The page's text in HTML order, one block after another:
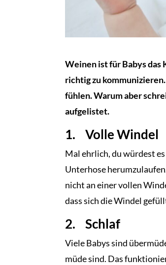
Weinen ist für Babys das
richtig zu
fühlen. Warum aber
aufgelistet.
1. Volle Windel
Mal ehrlich, du würdest
Unterhose
nicht an einer vollen
dass sich die Windel
2. Schlaf
Viele Babys sind
müde sind. Das